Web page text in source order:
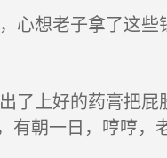
心想老子拿了这些
了上好的药膏把屁
有朝一日，哼哼